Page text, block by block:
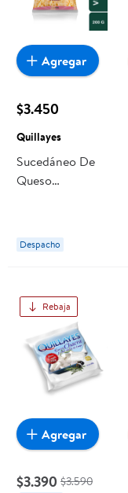
$3.450
Quillayes
Sucedáneo De
Queso
200 g Quillayes
Despacho
Agregar
Rebaja
$3.390 $3.590
Agregar